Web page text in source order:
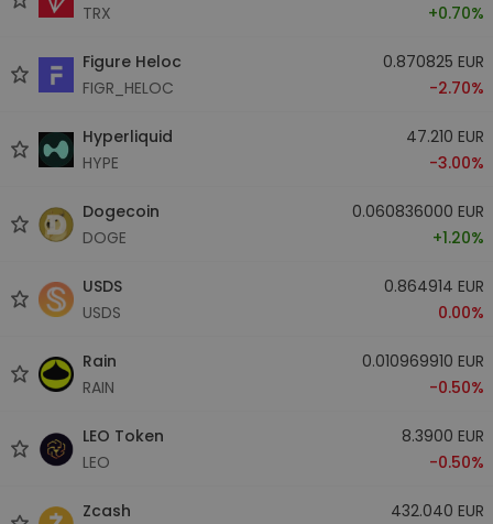
TRX
+0.70%
Figure Heloc
FIGR_HELOC
0.870825 EUR
-2.70%
Hyperliquid
HYPE
47.210 EUR
-3.00%
Dogecoin
DOGE
0.060836000 EUR
+1.20%
USDS
USDS
0.864914 EUR
0.00%
Rain
RAIN
0.010969910 EUR
-0.50%
LEO Token
LEO
8.3900 EUR
-0.50%
Zcash
432.040 EUR